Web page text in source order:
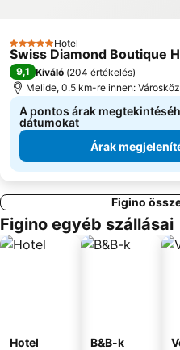
5 Kategória
Hotel
Swiss Diamond Boutique
9,1 Kiváló (204 értékelés)
Melide, 0.5 km-re innen:
A pontos árak
dátumokat
Árak
Figino
Figino egyéb szállásai
Hotel B&B-k